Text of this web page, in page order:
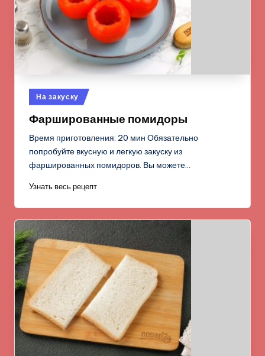
Опубликовано
в
На закуску
Фаршированные помидоры
Время приготовления: 20 мин Обязательно
попробуйте вкусную и легкую закуску из
фаршированных помидоров. Вы можете…
Узнать весь рецепт